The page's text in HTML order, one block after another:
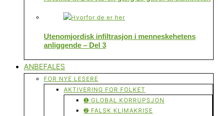
Utenomjordisk infiltrasjon i menneskehetens
anliggende – Del 3
ANBEFALES
FOR NYE LESERE
AKTIVERING FOR FOLKET
➊ GLOBAL KORRUPSJON
➋ FALSK KLIMAKRISE